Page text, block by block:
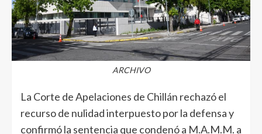
ARCHIVO
La Corte de Apelaciones de Chillán rechazó el
recurso de nulidad interpuesto por la defensa y
confirmó la sentencia que condenó a M.A.M.M. a